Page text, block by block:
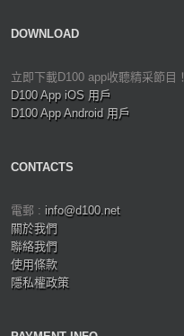
DOWNLOAD
立即下載D100 app收聽精采節目！
D100 App iOS 用戶
D100 App Android 用戶
CONTACTS
電郵 : info@d100.net
關於我們
聯絡我們
使用條款
隱私權政策